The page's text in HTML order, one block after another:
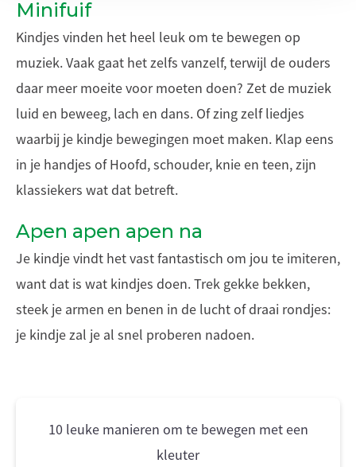
Minifuif
Kindjes vinden het heel leuk om te bewegen op
muziek. Vaak gaat het zelfs vanzelf, terwijl de ouders
daar meer moeite voor moeten doen? Zet de muziek
luid en beweeg, lach en dans. Of zing zelf liedjes
waarbij je kindje bewegingen moet maken. Klap eens
in je handjes of Hoofd, schouder, knie en teen, zijn
klassiekers wat dat betreft.
Apen apen apen na
Je kindje vindt het vast fantastisch om jou te imiteren,
want dat is wat kindjes doen. Trek gekke bekken,
steek je armen en benen in de lucht of draai rondjes:
je kindje zal je al snel proberen nadoen.
10 leuke manieren om te bewegen met een
kleuter